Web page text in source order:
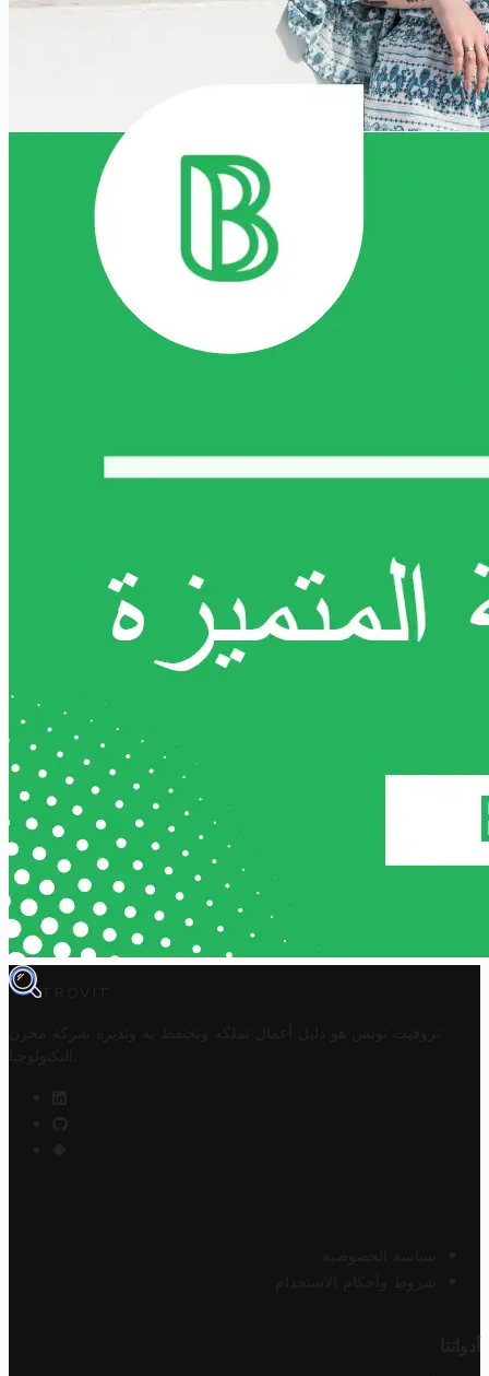
TROVIT
تروفيت تونس هو دليل أعمال تملكه وتحتفظ به وتديره
شركة مخزن
التكنولوجيا
سياسة الخصوصية
شروط وأحكام الاستخدام
أدواتنا